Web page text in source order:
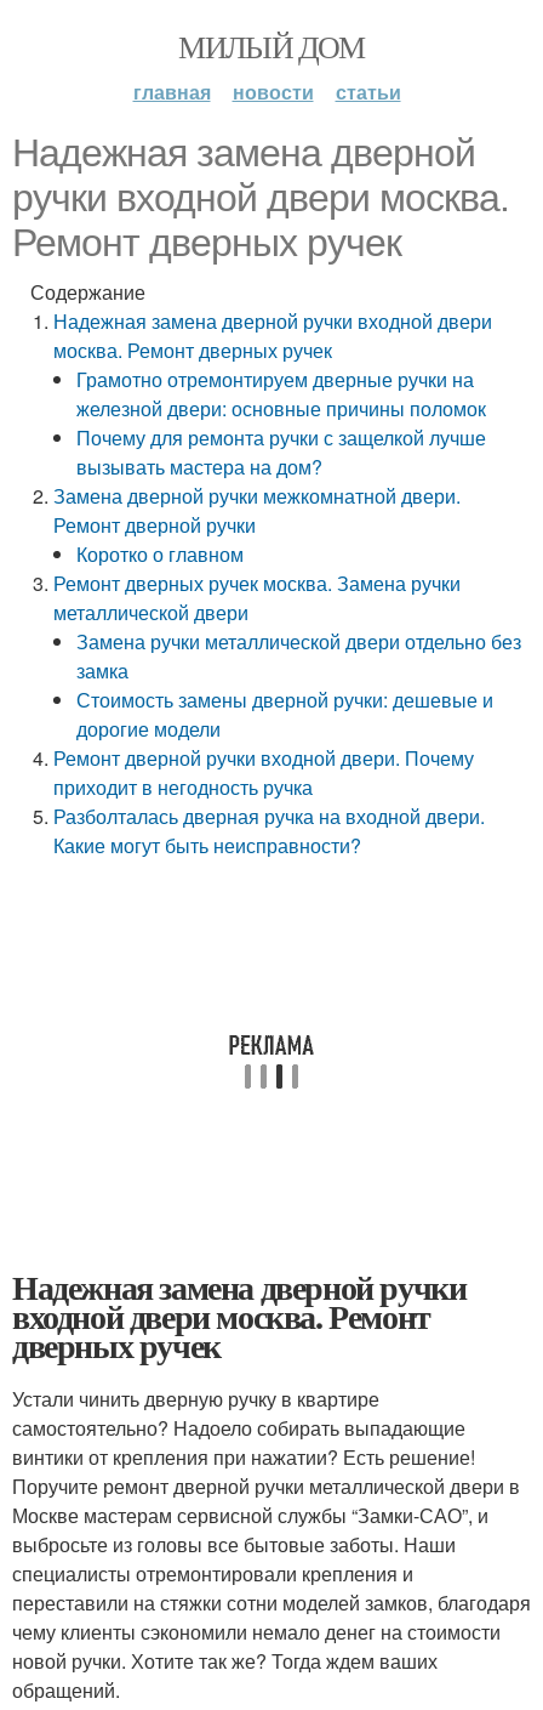
МИЛЫЙ ДОМ
главная новости статьи
Надежная замена дверной
ручки входной двери москва.
Ремонт дверных ручек
Содержание
Надежная замена дверной ручки входной двери
москва. Ремонт дверных ручек
Грамотно отремонтируем дверные ручки на
железной двери: основные причины поломок
Почему для ремонта ручки с защелкой лучше
вызывать мастера на дом?
Замена дверной ручки межкомнатной двери.
Ремонт дверной ручки
Коротко о главном
Ремонт дверных ручек москва. Замена ручки
металлической двери
Замена ручки металлической двери отдельно без
замка
Стоимость замены дверной ручки: дешевые и
дорогие модели
Ремонт дверной ручки входной двери. Почему
приходит в негодность ручка
Разболталась дверная ручка на входной двери.
Какие могут быть неисправности?
Надежная замена дверной ручки
входной двери москва. Ремонт
дверных ручек
Устали чинить дверную ручку в квартире
самостоятельно? Надоело собирать выпадающие
винтики от крепления при нажатии? Есть решение!
Поручите ремонт дверной ручки металлической двери в
Москве мастерам сервисной службы “Замки-САО”, и
выбросьте из головы все бытовые заботы. Наши
специалисты отремонтировали крепления и
переставили на стяжки сотни моделей замков, благодаря
чему клиенты сэкономили немало денег на стоимости
новой ручки. Хотите так же? Тогда ждем ваших
обращений.